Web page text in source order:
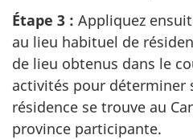
Étape 3 : Appliquez
au lieu habituel de
de lieu obtenus dans le
activités pour déterminer
résidence se trouve au
province participante.